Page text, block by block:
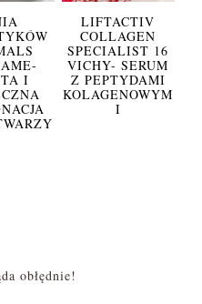
I
LIFTACTIV
COLLAGEN
SPECIALIST 16
VICHY- SERUM
Z PEPTYDAMI
KOLAGENOWYM
I
obłędnie!